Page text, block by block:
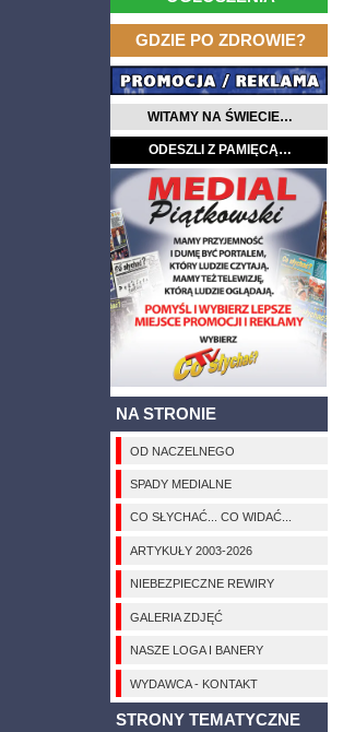
GDZIE PO ZDROWIE?
WITAMY NA ŚWIECIE…
ODESZLI Z PAMIĘCĄ…
NA STRONIE
OD NACZELNEGO
SPADY MEDIALNE
CO SŁYCHAĆ... CO WIDAĆ...
ARTYKUŁY 2003-2026
NIEBEZPIECZNE REWIRY
GALERIA ZDJĘĆ
NASZE LOGA I BANERY
WYDAWCA - KONTAKT
STRONY TEMATYCZNE